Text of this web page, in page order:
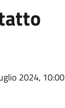
2024, 10:00